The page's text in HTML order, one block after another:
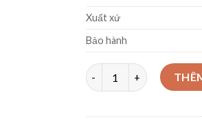
Xuất xứ
Bảo hành
Máy bơm trục ngang